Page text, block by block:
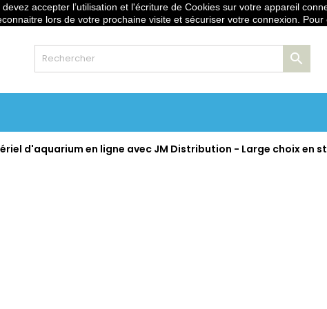
accepter l’utilisation et l'écriture de Cookies sur votre appareil
lors de votre prochaine visite et sécuriser votre connexion.
distribution.fr

d'aquarium en ligne avec JM Distribution - Large choix en